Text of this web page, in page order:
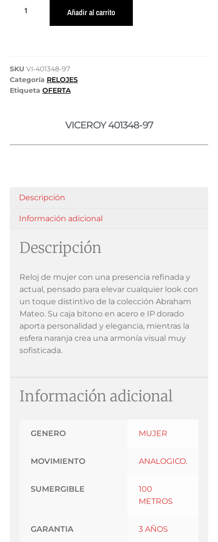
Añadir al carrito
SKU VI-401348-97
Categoría RELOJES
Etiqueta OFERTA
VICEROY 401348-97
Descripción
Información adicional
Descripción
Reloj de mujer con una presencia refinada y
actual, pensado para elevar cualquier look con
un toque distintivo de la colección Abraham
Mateo. Su caja bitono en acero e IP dorado
aporta personalidad y elegancia, mientras la
esfera naranja crea una armonía visual muy
sofisticada.
Información adicional
GENERO MUJER
MOVIMIENTO ANALOGICO.
SUMERGIBLE
100
METROS
GARANTIA 3 AÑOS